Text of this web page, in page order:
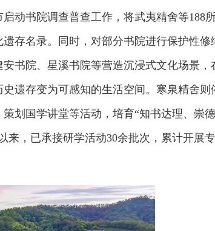
动书院调查普查工作，将武夷精舍等188
存名录。同时，对部分书院进行保护性修
书院、星溪书院等营造沉浸式文化场景，
遗存变为可感知的生活空间。寒泉精舍则
划国学讲堂等活动，培育“知书达理、崇德
来，已承接研学活动30余批次，累计开展专